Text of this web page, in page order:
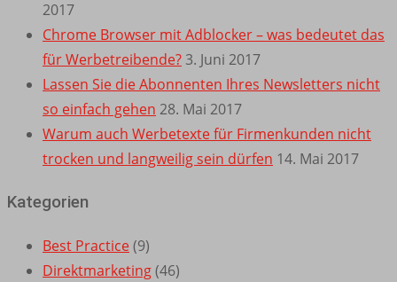
2017
Chrome Browser mit Adblocker – was bedeutet das
für Werbetreibende? 3. Juni 2017
Lassen Sie die Abonnenten Ihres Newsletters nicht
so einfach gehen 28. Mai 2017
Warum auch Werbetexte für Firmenkunden nicht
trocken und langweilig sein dürfen 14. Mai 2017
Kategorien
Best Practice(9)
Direktmarketing(46)